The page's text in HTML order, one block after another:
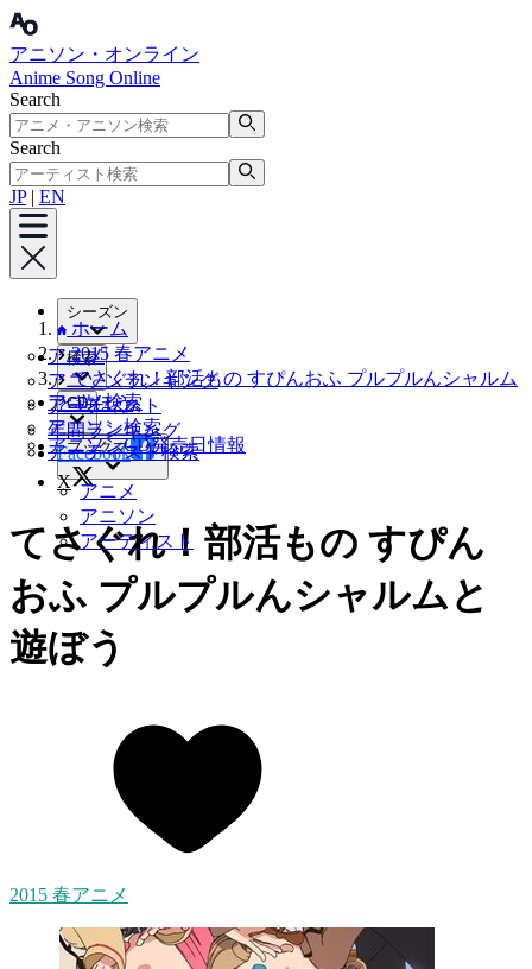
アニソン・オンライン
Anime Song Online
Search
Search
JP| EN
シーズン
アニメ
アニソンランキング
アーティスト
年間ランキング
検索
アニメ検索
アニソン検索
アーティスト検索
CD
アニソンCD発売日情報
ブックマーク
アニメ
アニソン
アーティスト
ホーム
2015 春アニメ
てさぐれ！部活もの すぴんおふ プルプルんシャルム
と遊ぼう
Facebook
X
てさぐれ！部活もの すぴん
おふ プルプルんシャルムと
遊ぼう
2015 春アニメ